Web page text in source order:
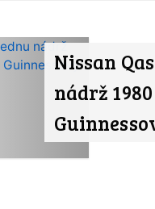
Nissan
nádrž